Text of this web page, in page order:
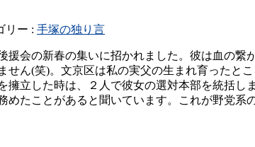
リー : 手塚の独り言
会の新春の集いに招かれました。彼は血の
ん(笑)。文京区は私の実父の生まれ育ったと
立した時は、２人で彼女の選対本部を統括
たことがあると聞いています。これが野党